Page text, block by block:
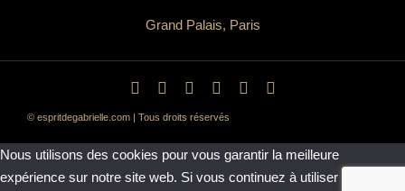
Grand Palais, Paris
© espritdegabrielle.com | Tous droits réservés
Nous utilisons des cookies pour vous garantir la meilleure
expérience sur notre site web. Si vous continuez à utiliser ce site,